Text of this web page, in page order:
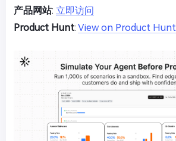
产品网站: 立即访问
Product Hunt: View on Product Hunt